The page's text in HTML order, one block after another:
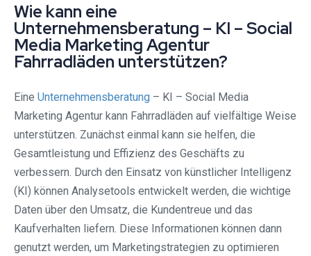
Wie kann eine
Unternehmensberatung – KI – Social
Media Marketing Agentur
Fahrradläden unterstützen?
Eine Unternehmensberatung – KI – Social Media
Marketing Agentur kann Fahrradläden auf vielfältige Weise
unterstützen. Zunächst einmal kann sie helfen, die
Gesamtleistung und Effizienz des Geschäfts zu
verbessern. Durch den Einsatz von künstlicher Intelligenz
(KI) können Analysetools entwickelt werden, die wichtige
Daten über den Umsatz, die Kundentreue und das
Kaufverhalten liefern. Diese Informationen können dann
genutzt werden, um Marketingstrategien zu optimieren